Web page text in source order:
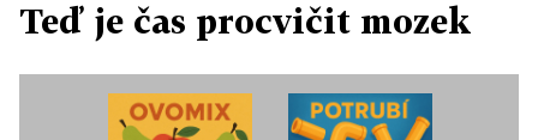
Teď je čas procvičit mozek